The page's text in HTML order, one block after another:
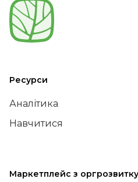
Ресурси
Аналітика
Навчитися
Маркетплейс з оргрозвитку